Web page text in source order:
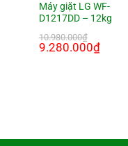
Máy giặt LG WF-
D1217DD – 12kg
10.980.000₫
Giá
gốc
9.280.000₫Giá
hiện